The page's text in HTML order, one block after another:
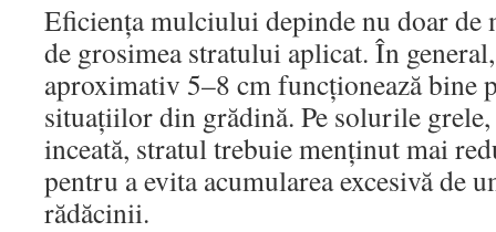
Eficiența mulciului depinde nu doar
de grosimea stratului aplicat. În
aproximativ 5–8 cm funcționează bine
situațiilor din grădină. Pe solurile
inceată, stratul trebuie menținut mai
pentru a evita acumularea excesivă de
rădăcinii.